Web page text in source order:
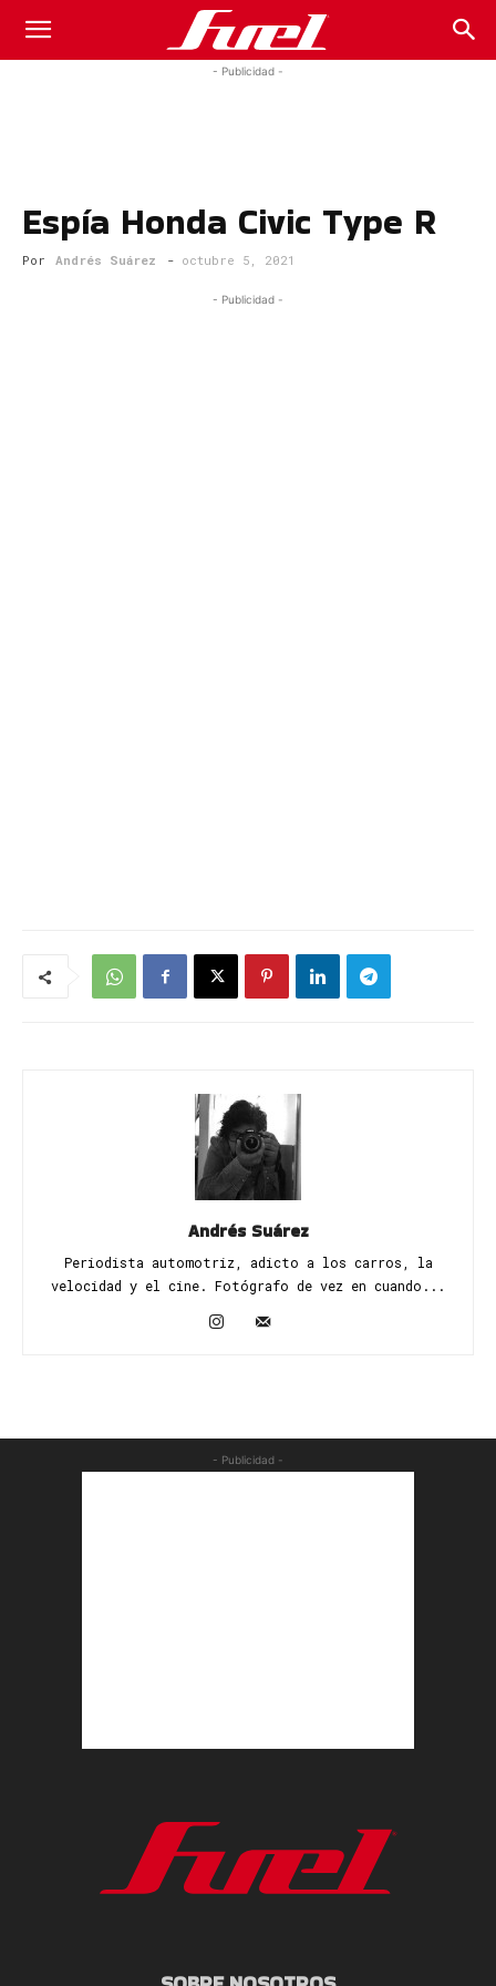
Fuel
Magazine
- Publicidad -
Espía Honda Civic Type R
Por Andrés Suárez - octubre 5, 2021
- Publicidad -
Andrés Suárez
Periodista automotriz, adicto a los carros, la
velocidad y el cine. Fotógrafo de vez en cuando...
- Publicidad -